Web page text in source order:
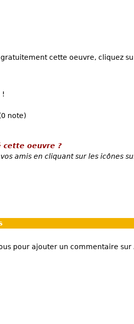
cette oeuvre, cliquez
!
note)
cette oeuvre ?
amis en cliquant sur les icônes
pour ajouter un commentaire sur